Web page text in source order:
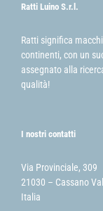
Ratti Luino S.r.l.
Ratti significa
continenti, con un
assegnato alla
qualità!
I nostri contatti
Via Provinciale, 309
21030 – Cassano
Italia